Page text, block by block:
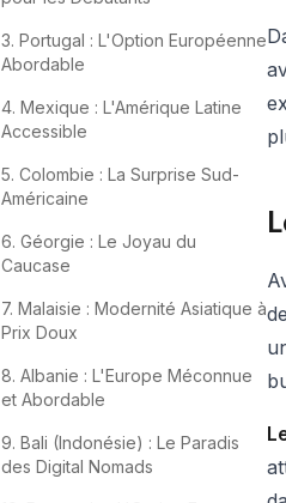
3. Portugal : L'Option Européenne
Abordable
4. Mexique : L'Amérique Latine
Accessible
5. Colombie : La Surprise Sud-
Américaine
6. Géorgie : Le Joyau du
Caucase
7. Malaisie : Modernité Asiatique à
Prix Doux
8. Albanie : L'Europe Méconnue
et Abordable
9. Bali (Indonésie) : Le Paradis
des Digital Nomads